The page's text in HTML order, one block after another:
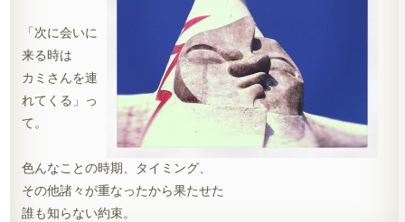
「次に会いに
来る時は
カミさんを連
れてくる」っ
て。
色んなことの時期、タイミング、
その他諸々が重なったから果たせた
誰も知らない約束。